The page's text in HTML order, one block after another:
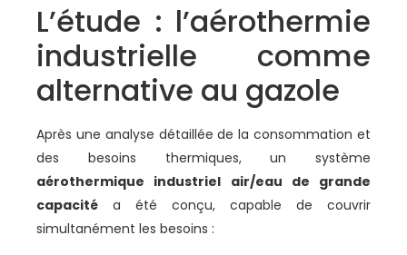
L’étude : l’aérothermie
industrielle comme
alternative au gazole
Après une analyse détaillée de la consommation et
des besoins thermiques, un système
aérothermique industriel air/eau de grande
capacité a été conçu, capable de couvrir
simultanément les besoins :